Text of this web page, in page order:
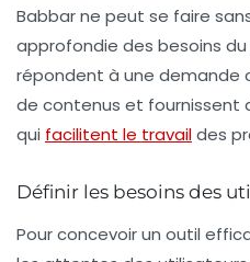
Babbarne peut se faire
approfondie des besoins
répondent à une demande
de contenus et fournissent
qui facilitent le travaildes
Définir les besoins des
Pour concevoir un outil